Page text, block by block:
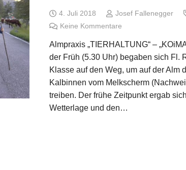
4. Juli 2018 Josef Fallenegger
Keine Kommentare
Almpraxis „TIERHALTUNG“ –
der Früh (5.30 Uhr) begaben sich Fl.
Klasse auf den Weg, um auf der Alm
Kalbinnen vom Melkscherm
treiben. Der frühe Zeitpunkt ergab
Wetterlage und den…